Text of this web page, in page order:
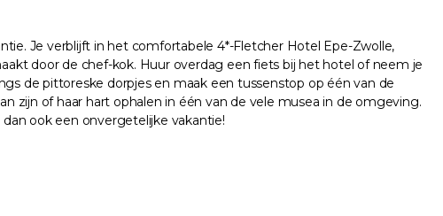
Je verblijft in het comfortabele 4*-Fletcher Hotel Epe-Zwolle,
door de chef-kok. Huur overdag een fiets bij het hotel of neem je
de pittoreske dorpjes en maak een tussenstop op één van de
zijn of haar hart ophalen in één van de vele musea in de omgeving.
ook een onvergetelijke vakantie!